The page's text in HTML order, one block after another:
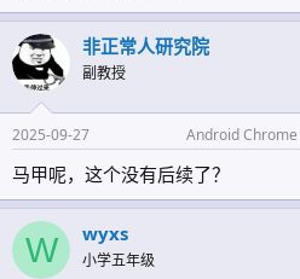
非正常人研究院
副教授
2025-09-27 Android
马甲呢，这个没有后续了？
W wyxs
小学五年级